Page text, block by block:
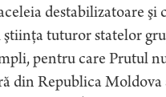
destabilizatoare şi
tuturor statelor
pentru care Prutul
din Republica